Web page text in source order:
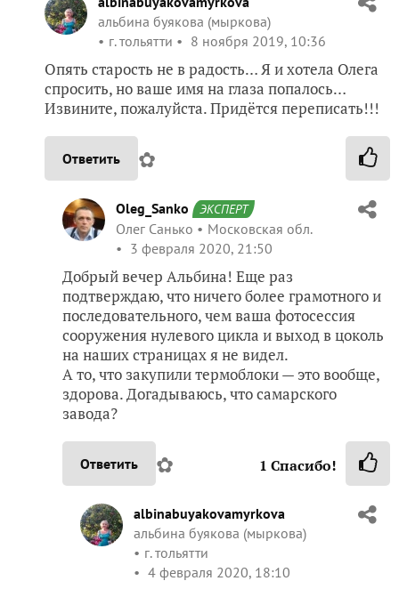
альбина буякова (мыркова)
г. тольятти
8 ноября 2019, 10:36
Опять старость не в радость… Я и хотела Олега
спросить, но ваше имя на глаза попалось…
Извините, пожалуйста. Придётся переписать!!!
Ответить ✿
Oleg_Sanko ЭКСПЕРТ
Олег Санько
Московская обл.
3 февраля 2020, 21:50
Добрый вечер Альбина! Еще раз
подтверждаю, что ничего более грамотного и
последовательного, чем ваша фотосессия
сооружения нулевого цикла и выход в цоколь
на наших страницах я не видел.
А то, что закупили термоблоки — это вообще,
здорова. Догадываюсь, что самарского
завода?
Ответить ✿ 1 Спасибо!
albinabuyakovamyrkova
альбина буякова (мыркова)
г. тольятти
4 февраля 2020, 18:10